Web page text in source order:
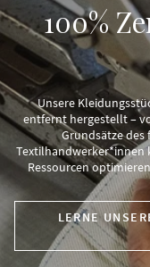
100%
Unsere
entfernt hergestellt –
Grundsätze des
Textilhandwerker*innen
Ressourcen
LERNE